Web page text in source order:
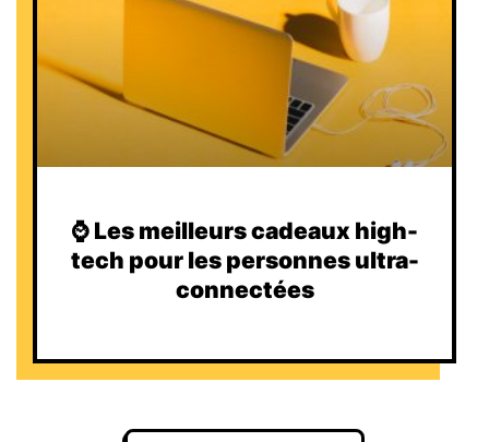
⌚️ Les meilleurs cadeaux high-
tech pour les personnes ultra-
connectées